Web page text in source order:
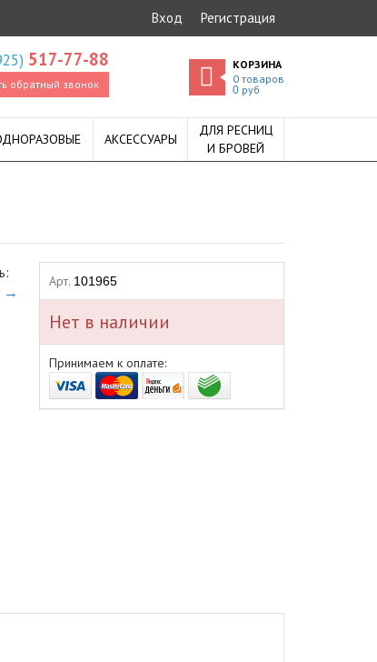
Вход Регистрация
517-77-88
обратный звонок
КОРЗИНА
0 товаров
0руб
АКСЕССУАРЫ
ДЛЯ РЕСНИЦ
И БРОВЕЙ
→
Арт. 101965
Нет в наличии
Принимаем к оплате: